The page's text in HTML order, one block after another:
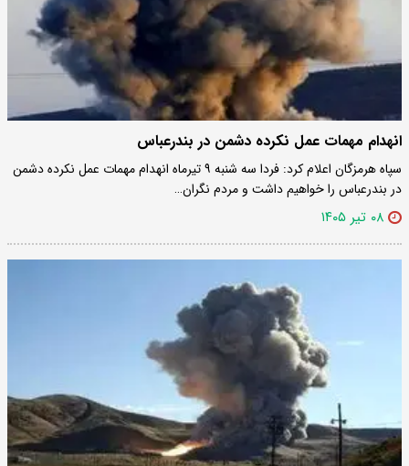
انهدام مهمات عمل نکرده دشمن در بندرعباس
سپاه هرمزگان اعلام کرد: فردا سه شنبه ۹ تیرماه انهدام مهمات عمل نکرده دشمن
در بندرعباس را خواهیم داشت و مردم نگران…
۰۸ تیر ۱۴۰۵